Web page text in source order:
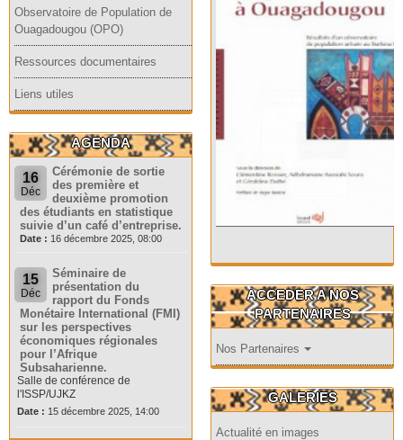
Observatoire de Population de
Ouagadougou (OPO)
Ressources documentaires
Liens utiles
AGENDA
16
Déc
Cérémonie de sortie
des première et
deuxième promotion
des étudiants en statistique
suivie d’un café d’entreprise.
Date : 16 décembre 2025, 08:00
15
Déc
Séminaire de
présentation du
rapport du Fonds
Monétaire International (FMI)
sur les perspectives
économiques régionales
pour l’Afrique
Subsaharienne.
Salle de conférence de
l'ISSP/UJKZ
Date : 15 décembre 2025, 14:00
ACCEDER A NOS
PARTENAIRES
Nos Partenaires
GALERIES
Actualité en images